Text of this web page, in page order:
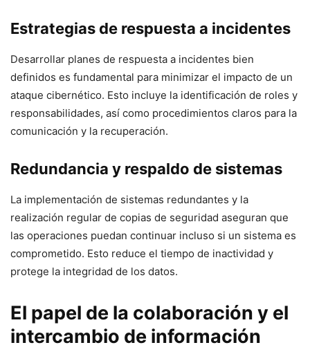
Estrategias de respuesta a incidentes
Desarrollar planes de respuesta a incidentes bien
definidos es fundamental para minimizar el impacto de un
ataque cibernético. Esto incluye la identificación de roles y
responsabilidades, así como procedimientos claros para la
comunicación y la recuperación.
Redundancia y respaldo de sistemas
La implementación de sistemas redundantes y la
realización regular de copias de seguridad aseguran que
las operaciones puedan continuar incluso si un sistema es
comprometido. Esto reduce el tiempo de inactividad y
protege la integridad de los datos.
El papel de la colaboración y el
intercambio de información